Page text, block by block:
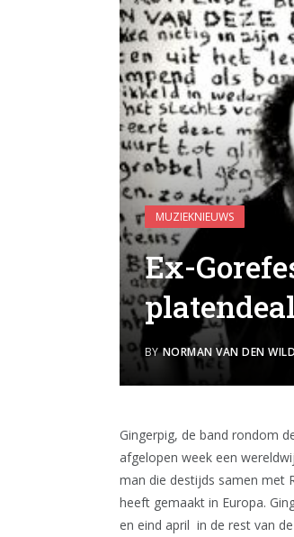
MUZIEKNIEUWS
Ex-
platendeal
BY NORMAN VAN DEN
Gingerpig, de band rondom
afgelopen week een
man die destijds samen met
heeft gemaakt in Europa.
en eind april in de rest van